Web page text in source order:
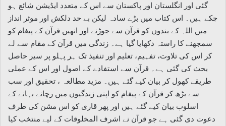
گئی اور انگلستان اور پاکستان سے اس کے متعدد ایڈیشن شائع ہو
چکے ہیں۔ اس کتاب میں بڑے سادہ لیکن بے حد دلکش اور موثر انداز
میں اللہ کے بندوں کو قرآن سے جوڑنے اور انھیں قرآن کے پیغام کو
سمجھنے کا راستہ دکھایا گیا ہے۔ زندگی میں قرآن کے مقام سے لے
کر اس کی تلاوت، تفہیم، تعلیم اور تنفیذ تک ہر پہلو پر سیر حاصل
بحث کی گئی ہے۔ قرآن سے استفادے کے اصول اور اس کے عملی
طریقے کھول کر بیان کیے گئے ہیں۔ مزید مطالعہ ، تحقیق اور سب
سے بڑھ کر قرآن کے پیغام کو اپنی زندگیوں میں رچانے بہانے کے
اسلوب بیان کیے گئے ہیں اور پھر قاری کو اس مشن کی طرف
دعوت دی گئی ہے جو قرآن نے اشرف المخلوقات کے لیے منتخب کیا